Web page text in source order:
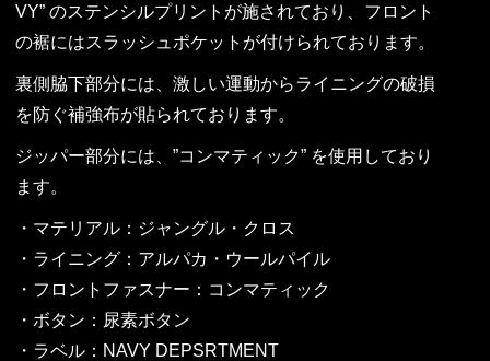
VY” のステンシルプリントが施されており、フロント
の裾にはスラッシュポケットが付けられております。
裏側脇下部分には、激しい運動からライニングの破損
を防ぐ補強布が貼られております。
ジッパー部分には、”コンマティック” を使用しており
ます。
・マテリアル：ジャングル・クロス
・ライニング：アルパカ・ウールパイル
・フロントファスナー：コンマティック
・ボタン：尿素ボタン
・ラベル：NAVY DEPSRTMENT